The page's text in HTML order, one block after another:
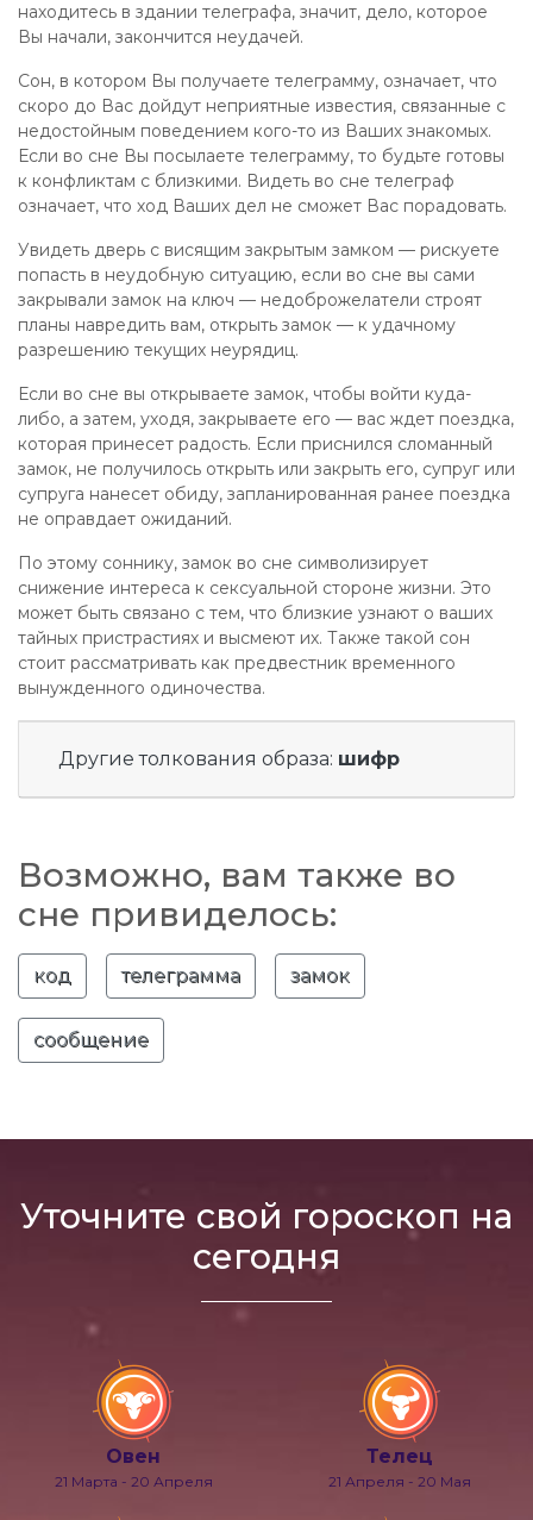
находитесь в здании телеграфа, значит, дело, которое
Вы начали, закончится неудачей.
Сон, в котором Вы получаете телеграмму, означает, что
скоро до Вас дойдут неприятные известия, связанные с
недостойным поведением кого-то из Ваших знакомых.
Если во сне Вы посылаете телеграмму, то будьте готовы
к конфликтам с близкими. Видеть во сне телеграф
означает, что ход Ваших дел не сможет Вас порадовать.
Увидеть дверь с висящим закрытым замком — рискуете
попасть в неудобную ситуацию, если во сне вы сами
закрывали замок на ключ — недоброжелатели строят
планы навредить вам, открыть замок — к удачному
разрешению текущих неурядиц.
Если во сне вы открываете замок, чтобы войти куда-
либо, а затем, уходя, закрываете его — вас ждет поездка,
которая принесет радость. Если приснился сломанный
замок, не получилось открыть или закрыть его, супруг или
супруга нанесет обиду, запланированная ранее поездка
не оправдает ожиданий.
По этому соннику, замок во сне символизирует
снижение интереса к сексуальной стороне жизни. Это
может быть связано с тем, что близкие узнают о ваших
тайных пристрастиях и высмеют их. Также такой сон
стоит рассматривать как предвестник временного
вынужденного одиночества.
Другие толкования образа: шифр
Возможно, вам также во
сне привиделось:
код телеграмма замок
сообщение
Уточните свой гороскоп на
сегодня
Овен
21 Марта - 20 Апреля
Телец
21 Апреля - 20 Мая